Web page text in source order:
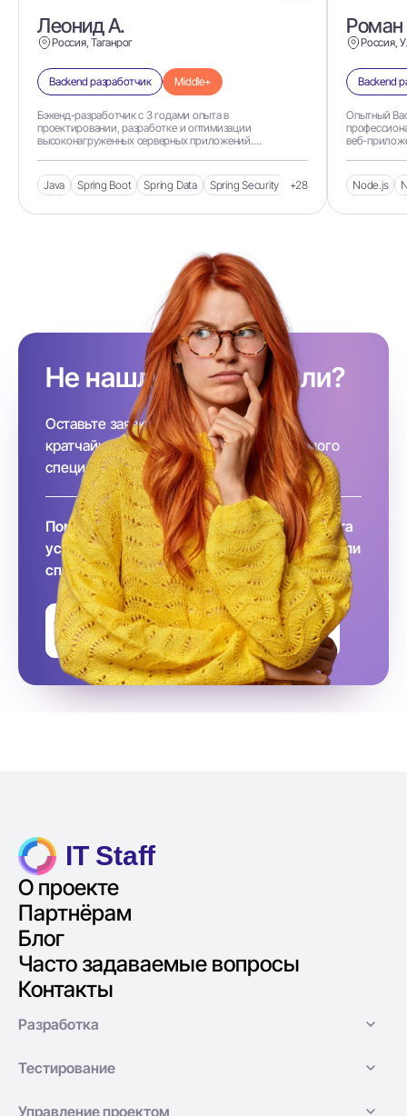
Леонид А.
Россия, Таганрог
Backend разработчик Middle+
Бэкенд-разработчик с 3 годами опыта в
проектировании, разработке и оптимизации
высоконагруженных серверных приложений.
микросервисные архитектуры, что по
Java Spring Boot Spring Data Spring Security Hibernate JUnit
+28
Россия,
Backend
Опытный
веб-
и системной
Node.js
Не нашли, кого искали?
Оставьте заявку и, наша команда в
кратчайшие сроки подберёт необходимого
специалиста за вас!
Помните, что заключение договора и оплата
услуг происходит после того, как вы выбрали
специалиста
Оставить заявку на подбор
IT Staff
О проекте
Партнёрам
Блог
Часто задаваемые вопросы
Контакты
Разработка
Тестирование
Управление проектом